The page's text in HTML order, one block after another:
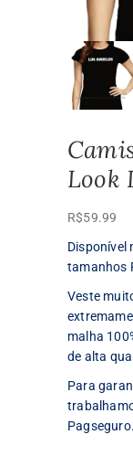
Look
R$59.99
Disponível
tamanhos
Veste
malha
de alta
Para
Pagseguro.